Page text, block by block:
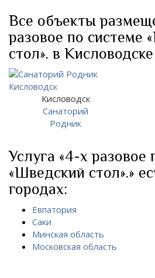
Все объекты
разовое по системе
стол». в Кисловодске
Кисловодск
Санаторий
Родник
Услуга «4-х разовое
«Шведский стол».»
городах:
Евпатория
Саки
Минская область
Московская область